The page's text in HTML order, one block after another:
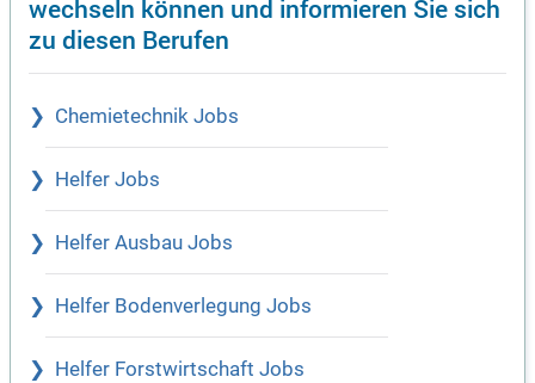
wechseln können und informieren Sie sich
zu diesen Berufen
Chemietechnik Jobs
Helfer Jobs
Helfer Ausbau Jobs
Helfer Bodenverlegung Jobs
Helfer Forstwirtschaft Jobs